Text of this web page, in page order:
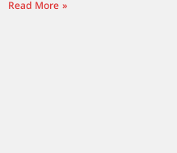
Read More »